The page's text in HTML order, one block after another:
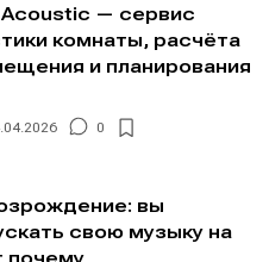
Acoustic — сервис
комнаты, расчёта
и планирования
0
вы
свою музыку на